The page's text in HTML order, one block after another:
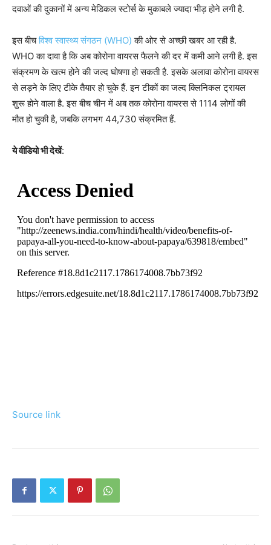
दवाओं की दुकानों में अन्य मेडिकल स्टोर्स के मुकाबले ज्यादा भीड़ होने लगी है.
इस बीचविश्व स्वास्थ्य संगठन (WHO)की ओर से अच्छी खबर आ रही है.
WHO का दावा है कि अब कोरोना वायरस फैलने की दर में कमी आने लगी है. इस
संक्रमण के खत्म होने की जल्द घोषणा हो सकती है. इसके अलावा कोरोना वायरस
से लड़ने के लिए टीके तैयार हो चुके हैं. इन टीकों का जल्द क्लिनिकल ट्रायल
शुरू होने वाला है. इस बीच चीन में अब तक कोरोना वायरस से 1114 लोगों की
मौत हो चुकी है, जबकि लगभग 44,730 संक्रमित हैं.
ये वीडियो भी देखें:
Source link